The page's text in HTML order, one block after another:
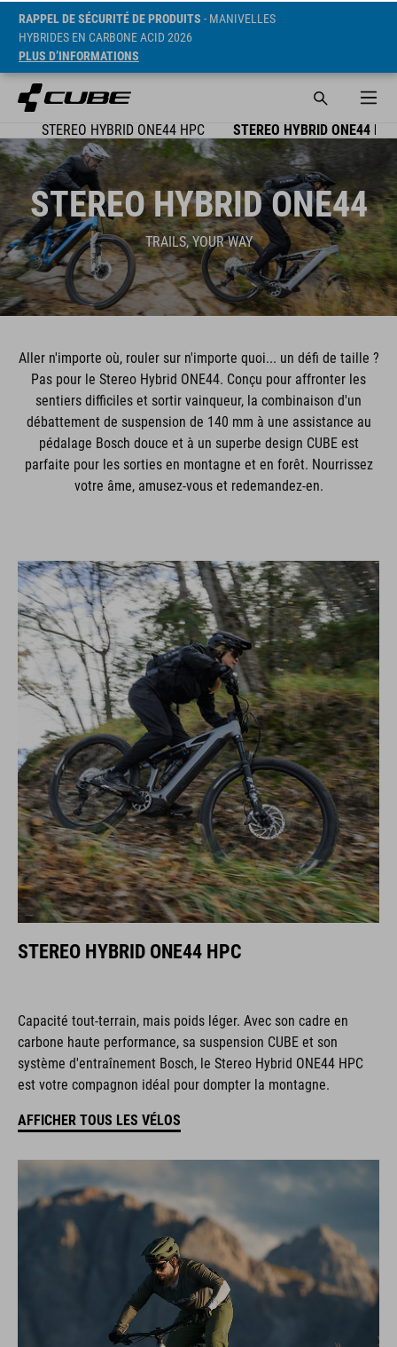
RAPPEL DE SÉCURITÉ DE PRODUITS - MANIVELLES
HYBRIDES EN CARBONE ACID 2026
PLUS D’INFORMATIONS
STEREO HYBRID ONE44 HPC STEREO HYBRID ONE44
STEREO HYBRID ONE44
TRAILS, YOUR WAY
Aller n'importe où, rouler sur n'importe quoi... un défi de taille ?
Pas pour le Stereo Hybrid ONE44. Conçu pour affronter les
sentiers difficiles et sortir vainqueur, la combinaison d'un
débattement de suspension de 140 mm à une assistance au
pédalage Bosch douce et à un superbe design CUBE est
parfaite pour les sorties en montagne et en forêt. Nourrissez
votre âme, amusez-vous et redemandez-en.
STEREO HYBRID ONE44 HPC
Capacité tout-terrain, mais poids léger. Avec son cadre en
carbone haute performance, sa suspension CUBE et son
système d'entraînement Bosch, le Stereo Hybrid ONE44 HPC
est votre compagnon idéal pour dompter la montagne.
AFFICHER TOUS LES VÉLOS